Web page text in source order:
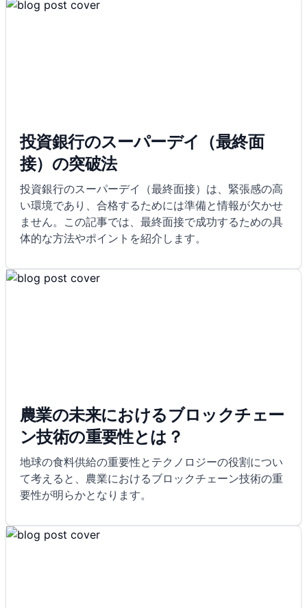
投資銀行のスーパーデイ（最終面
接）の突破法
投資銀行のスーパーデイ（最終面接）は、緊張感の高
い環境であり、合格するためには準備と情報が欠かせ
ません。この記事では、最終面接で成功するための具
体的な方法やポイントを紹介します。
農業の未来におけるブロックチェー
ン技術の重要性とは？
地球の食料供給の重要性とテクノロジーの役割につい
て考えると、農業におけるブロックチェーン技術の重
要性が明らかとなります。